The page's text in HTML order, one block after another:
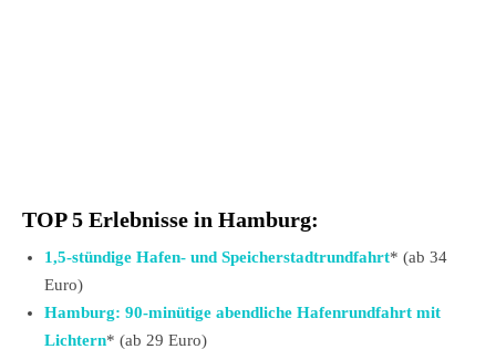
TOP 5 Erlebnisse in Hamburg:
1,5-stündige Hafen- und Speicherstadtrundfahrt* (ab 34
Euro)
Hamburg: 90-minütige abendliche Hafenrundfahrt mit
Lichtern* (ab 29 Euro)